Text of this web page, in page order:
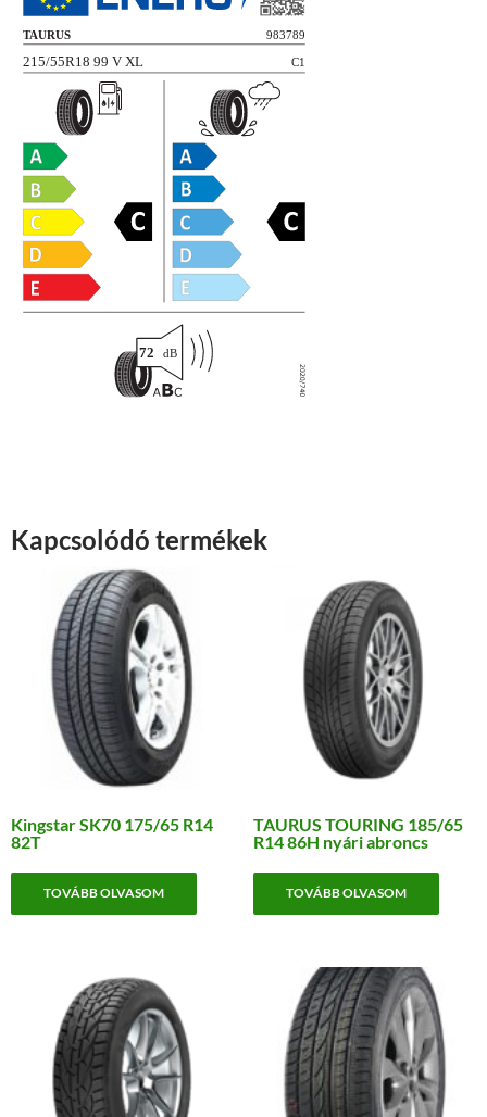
Kapcsolódó termékek
Kingstar SK70 175/65 R14
82T
TOVÁBB OLVASOM
TAURUS TOURING 185/65
R14 86H nyári abroncs
TOVÁBB OLVASOM